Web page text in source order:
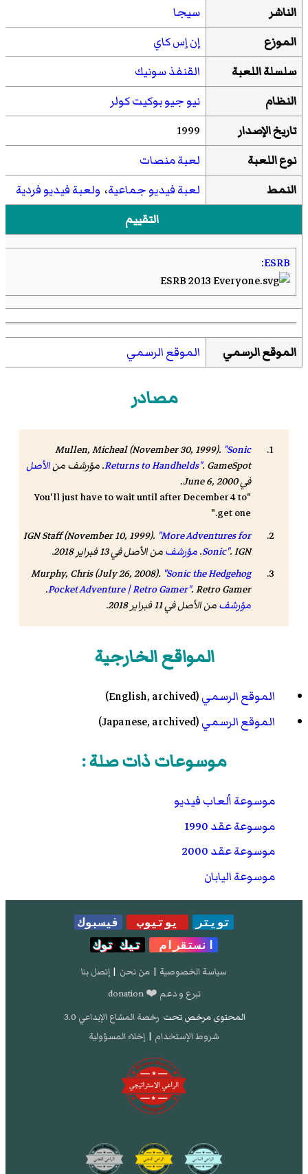
الناشر
سيجا
الموزع
إن إس كاي
سلسلة اللعبة
القنفذ سونيك
النظام
نيو جيو بوكيت كولر
تاریخ الإصدار
1999
نوع اللعبة
لعبة منصات
النمط
لعبة فيديو جماعية، ولعبة فيديو فردية
التقييم
ESRB
:
الموقع الرسمي الموقع الرسمي
مصادر
Mullen, Micheal (November 30, 1999). "Sonic
Returns to Handhelds". GameSpot . مؤرشف منالأصل
في June 6, 2000
.
"You'll just have to wait until after December 4 to
get one."
IGN Staff (November 10, 1999). "More Adventures for
Sonic".IGN
.مؤرشفمن الأصل في 13 فبراير 2018
.
Murphy, Chris (July 26, 2008). "Sonic the Hedgehog
Pocket Adventure | Retro Gamer".Retro Gamer
.
مؤرشفمن الأصل في 11 فبراير 2018 .
المواقع الخارجية
الموقع الرسمي(English, archived)
الموقع الرسمي(Japanese, archived)
موسوعات ذات صلة :
موسوعة ألعاب فيديو
موسوعة عقد 1990
موسوعة عقد 2000
موسوعة اليابان
تويتر يوتيوب
فيسبوك
انستقرام
تيك توك
سياسة الخصوصية | من نحن | إتصل بنا
تبرع و دعم ❤️ donation
المحتوى مرخص تحت رخصة المشاع الإبداعي 3.0
شروط الإستخدام | إخلاء المسؤولية